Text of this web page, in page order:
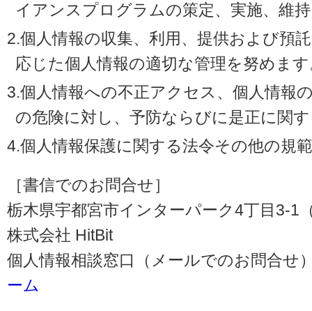
イアンスプログラムの策定、実施、維
2.個人情報の収集、利用、提供および預
応じた個人情報の適切な管理を努めま
3.個人情報への不正アクセス、個人情報
の危険に対し、予防ならびに是正に関
4.個人情報保護に関する法令その他の規
［書信でのお問合せ］
栃木県宇都宮市インターパーク4丁目3-1
株式会社 HitBit
個人情報相談窓口（メールでのお問合せ
ーム